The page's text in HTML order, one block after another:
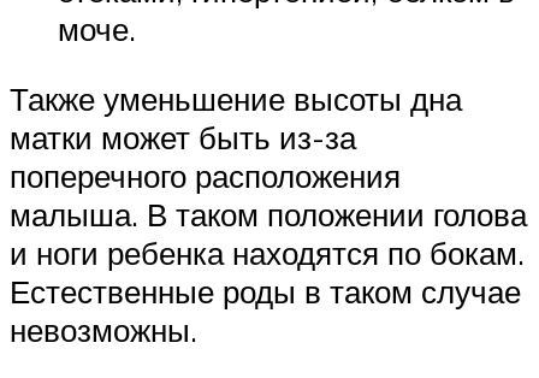
моче.
Также уменьшение высоты дна
матки может быть из-за
поперечного расположения
малыша. В таком положении голова
и ноги ребенка находятся по бокам.
Естественные роды в таком случае
невозможны.